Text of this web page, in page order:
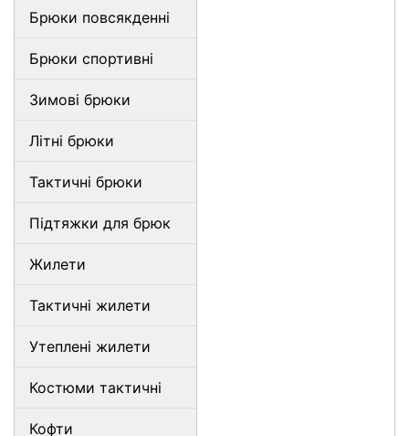
Брюки повсякденні
Брюки спортивні
Зимові брюки
Літні брюки
Тактичні брюки
Підтяжки для брюк
Жилети
Тактичні жилети
Утеплені жилети
Костюми тактичні
Кофти